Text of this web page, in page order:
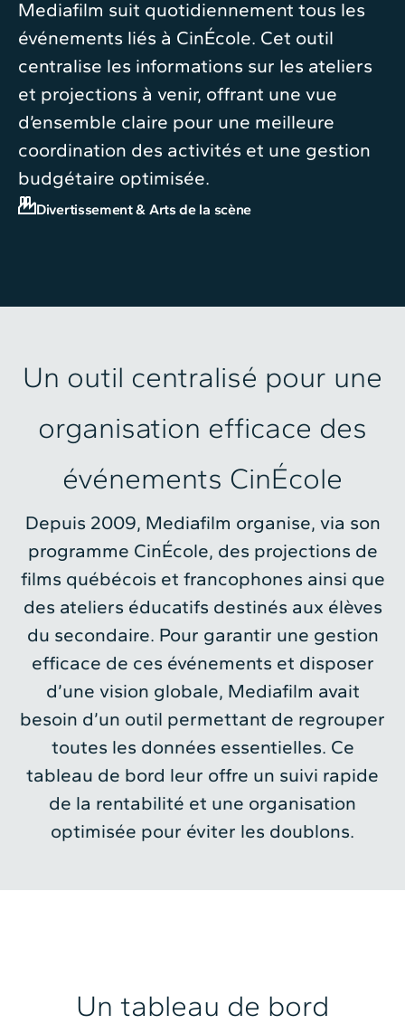
Mediafilm suit quotidiennement tous les
événements liés à CinÉcole. Cet outil
centralise les informations sur les ateliers
et projections à venir, offrant une vue
d’ensemble claire pour une meilleure
coordination des activités et une gestion
budgétaire optimisée.
Divertissement & Arts de la scène
Un outil centralisé pour une
organisation efficace des
événements CinÉcole
Depuis 2009, Mediafilm organise, via son
programme CinÉcole, des projections de
films québécois et francophones ainsi que
des ateliers éducatifs destinés aux élèves
du secondaire. Pour garantir une gestion
efficace de ces événements et disposer
d’une vision globale, Mediafilm avait
besoin d’un outil permettant de regrouper
toutes les données essentielles. Ce
tableau de bord leur offre un suivi rapide
de la rentabilité et une organisation
optimisée pour éviter les doublons.
Un tableau de bord